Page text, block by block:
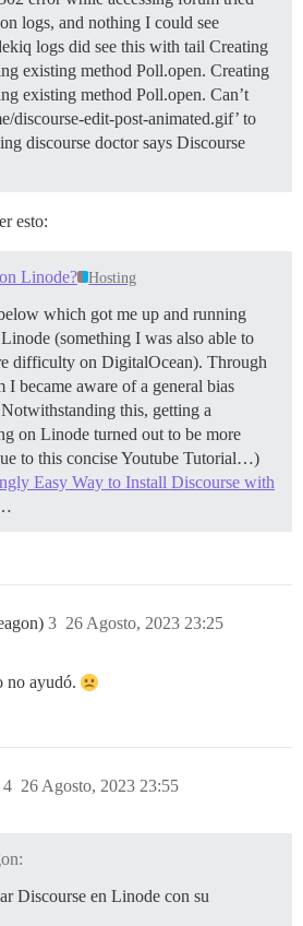
logs, and nothing I could see
logs did see this with tail Creating
existing method Poll.open. Creating
existing method Poll.open. Can’t
discourse-edit-post-animated.gif’ to
discourse doctor says Discourse
esto:
Linode? Hosting
which got me up and running
(something I was also able to
difficulty on DigitalOcean). Through
I became aware of a general bias
this, getting a
on Linode turned out to be more
to this concise Youtube Tutorial…)
Easy Way to Install Discourse with
26 Agosto, 2023 23:25
3
no ayudó.
26 Agosto, 2023 23:55
4
Discourse en Linode con su